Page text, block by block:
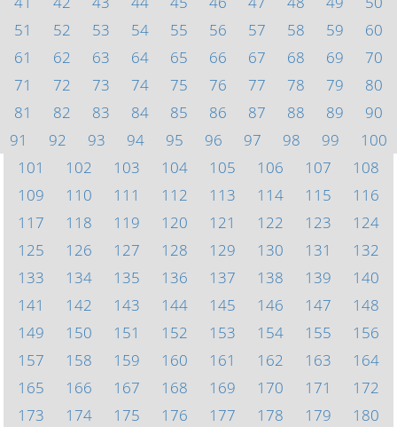
51
52 53 54 55 56 57 58 59
60
61
62 63 64 65 66 67 68 69
70
71
72 73 74 75 76 77 78 79
80
81
82 83 84 85 86 87 88 89
90
91
92 93 94 95 96 97 98 99
100
101
102 103 104 105 106 107
108
109
110 111 112 113 114 115
116
117
118 119 120 121 122 123
124
125
126 127 128 129 130 131
132
133
134 135 136 137 138 139
140
141
142 143 144 145 146 147
148
149
150 151 152 153 154 155
156
157
158 159 160 161 162 163
164
165
166 167 168 169 170 171
172
173
174 175 176 177 178 179
180